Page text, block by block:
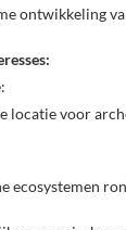
ontwikkeling
locatie voor
ecosystemen